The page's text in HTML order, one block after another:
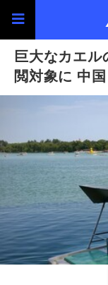
巨大なカエ
閲対象に 中国